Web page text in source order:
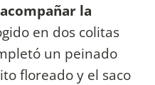
la
en dos colitas
un peinado
floreado y el saco